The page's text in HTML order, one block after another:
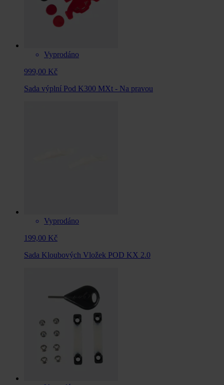
Vyprodáno
999,00 Kč
Sada výplní Pod K300 MXt - Na pravou
Vyprodáno
199,00 Kč
Sada Kloubových Vložek POD KX 2.0